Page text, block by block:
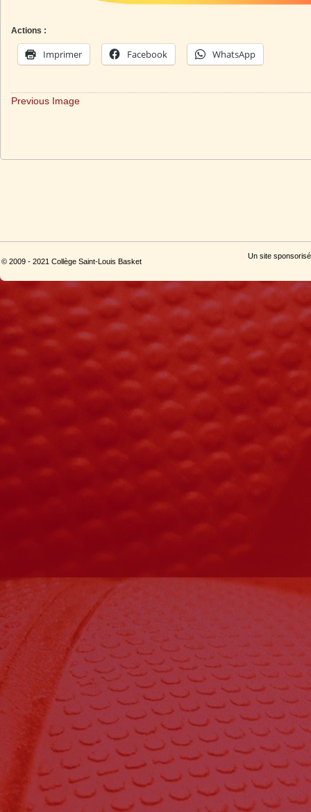
Actions :
Imprimer Facebook WhatsApp
Previous Image
© 2009 - 2021 Collège Saint-Louis Basket
Un site